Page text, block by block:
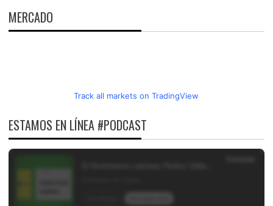
MERCADO
Track all markets on TradingView
ESTAMOS EN LÍNEA #PODCAST